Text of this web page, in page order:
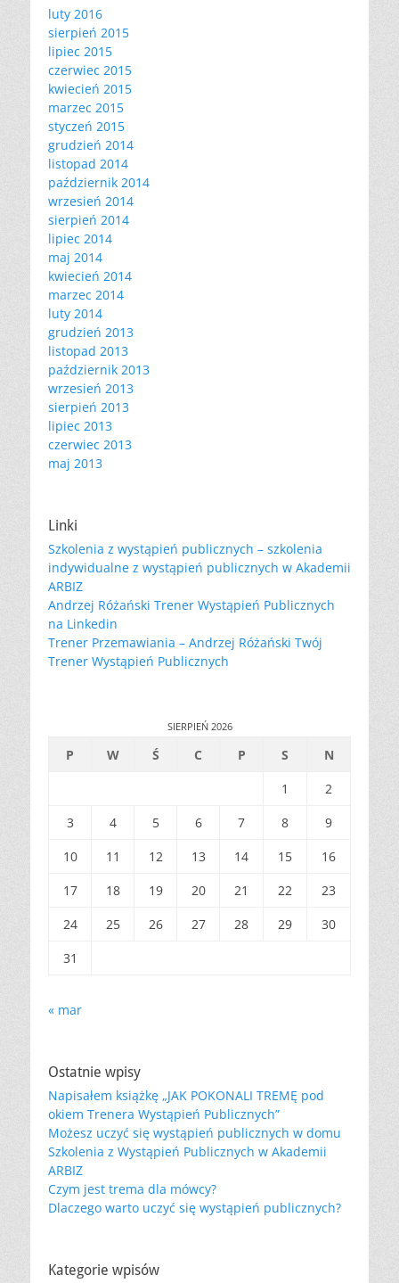
luty 2016
sierpień 2015
lipiec 2015
czerwiec 2015
kwiecień 2015
marzec 2015
styczeń 2015
grudzień 2014
listopad 2014
październik 2014
wrzesień 2014
sierpień 2014
lipiec 2014
maj 2014
kwiecień 2014
marzec 2014
luty 2014
grudzień 2013
listopad 2013
październik 2013
wrzesień 2013
sierpień 2013
lipiec 2013
czerwiec 2013
maj 2013
Linki
Szkolenia z wystąpień publicznych – szkolenia
indywidualne z wystąpień publicznych w Akademii
ARBIZ
Andrzej Różański Trener Wystąpień Publicznych
na Linkedin
Trener Przemawiania – Andrzej Różański Twój
Trener Wystąpień Publicznych
SIERPIEŃ 2026
P W Ś C P S
N
1
2
3
4 5 6 7 8
9
10
11 12 13 14 15
16
17
18 19 20 21 22
23
24
25 26 27 28 29
30
31
« mar
Ostatnie wpisy
Napisałem książkę „JAK POKONALI TREMĘ pod
okiem Trenera Wystąpień Publicznych”
Możesz uczyć się wystąpień publicznych w domu
Szkolenia z Wystąpień Publicznych w Akademii
ARBIZ
Czym jest trema dla mówcy?
Dlaczego warto uczyć się wystąpień publicznych?
Kategorie wpisów